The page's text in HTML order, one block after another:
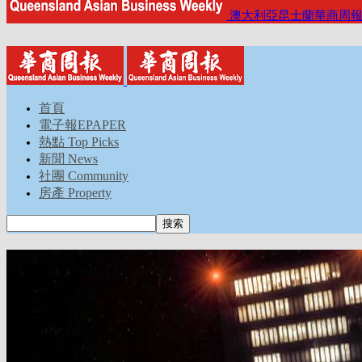
澳大利亞昆士蘭華商周報
首頁
電子報EPAPER
熱點 Top Picks
新聞 News
社團 Community
房產 Property